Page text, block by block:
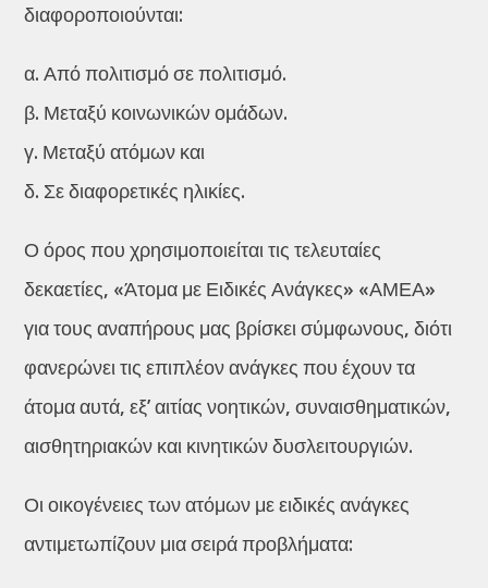
διαφοροποιούνται:
α. Από πολιτισμό σε πολιτισμό.
β. Μεταξύ κοινωνικών ομάδων.
γ. Μεταξύ ατόμων και
δ. Σε διαφορετικές ηλικίες.
Ο όρος που χρησιμοποιείται τις τελευταίες
δεκαετίες, «Άτομα με Ειδικές Ανάγκες» «ΑΜΕΑ»
για τους αναπήρους μας βρίσκει σύμφωνους, διότι
φανερώνει τις επιπλέον ανάγκες που έχουν τα
άτομα αυτά, εξ’ αιτίας νοητικών, συναισθηματικών,
αισθητηριακών και κινητικών δυσλειτουργιών.
Οι οικογένειες των ατόμων με ειδικές ανάγκες
αντιμετωπίζουν μια σειρά προβλήματα: